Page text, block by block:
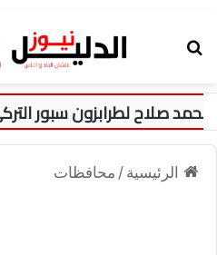
سبور التركي
الرئيسية / محافظات